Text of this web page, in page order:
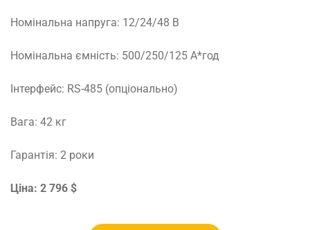
Номінальна напруга: 12/24/48 В
Номінальна ємність: 500/250/125 А*год
Інтерфейс: RS-485 (опціонально)
Вага: 42 кг
Гарантія: 2 роки
Ціна: 2 796 $